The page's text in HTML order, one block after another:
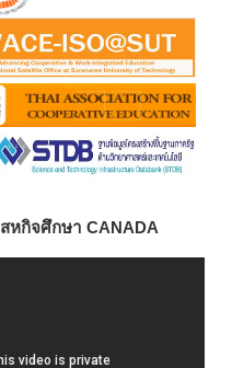
สหกิจศึกษา CANADA